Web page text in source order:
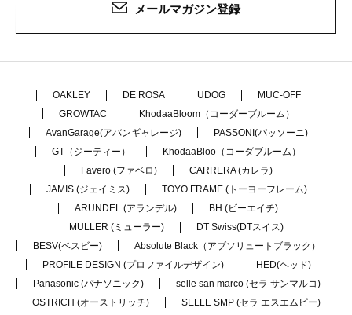
メールマガジン登録
OAKLEY DE ROSA UDOG
MUC-OFF
GROWTAC
KhodaaBloom（コーダーブルーム）
AvanGarage(アバンギャレージ)
PASSONI(パッソーニ)
GT（ジーティー）
KhodaaBloo（コーダブルーム）
Favero (ファベロ)
CARRERA (カレラ)
JAMIS (ジェイミス)
TOYO FRAME (トーヨーフレーム)
ARUNDEL (アランデル)
BH (ビーエイチ)
MULLER (ミューラー)
DT Swiss(DTスイス)
BESV(ベスビー)
Absolute Black（アブソリュートブラック）
PROFILE DESIGN (プロファイルデザイン)
HED(ヘッド)
Panasonic (パナソニック)
selle san marco (セラ サンマルコ)
OSTRICH (オーストリッチ)
SELLE SMP (セラ エスエムピー)